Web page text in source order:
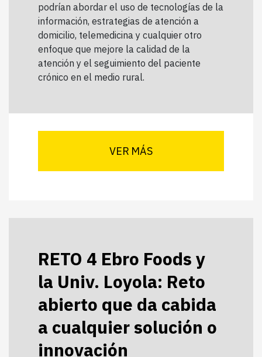
podrían abordar el uso de tecnologías de la
información, estrategias de atención a
domicilio, telemedicina y cualquier otro
enfoque que mejore la calidad de la
atención y el seguimiento del paciente
crónico en el medio rural.
VER MÁS
RETO 4 Ebro Foods y
la Univ. Loyola: Reto
abierto que da cabida
a cualquier solución o
innovación